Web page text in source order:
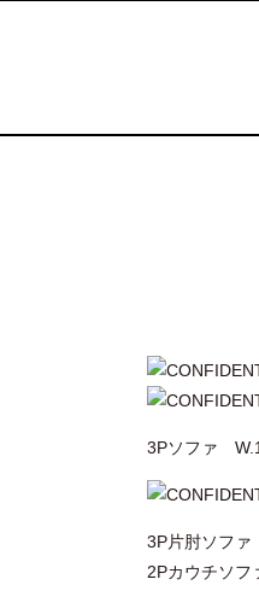
3Pソファ
3P片肘ソフ
2Pカウチソ